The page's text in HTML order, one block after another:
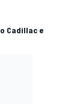
Cadillac e